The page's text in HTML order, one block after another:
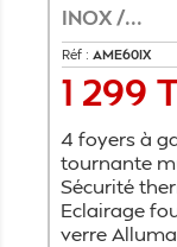
INOX /...
Réf : AME60IX
Prix
1 299
4 foyers à
tournante
Sécurité
Eclairage
verre